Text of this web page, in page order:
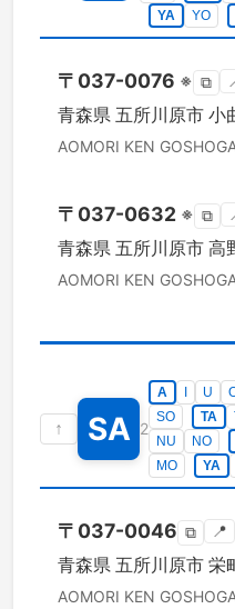
YA
YO
〒 037-0076 ※ ⧉
青森県 五所川原市 小
AOMORI KEN
〒 037-0632 ※ ⧉
青森県 五所川原市 高
AOMORI KEN
↑ SA 2
A U
SO
TA
NU
NO
MO
YA
〒 037-0046 ⧉ 📍
青森県 五所川原市 栄
AOMORI KEN